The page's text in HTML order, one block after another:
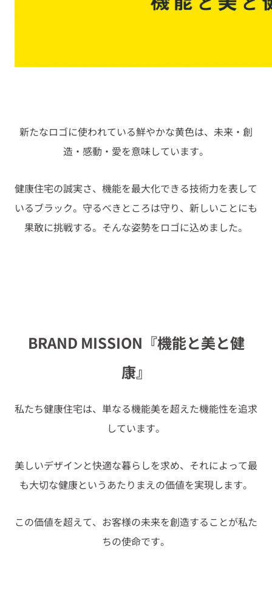
新たなロゴに使われている鮮やかな黄色は、未来・創
造・感動・愛を意味しています。
健康住宅の誠実さ、機能を最大化できる技術力を表して
いるブラック。守るべきところは守り、新しいことにも
果敢に挑戦する。そんな姿勢をロゴに込めました。
BRAND MISSION『機能と美と健
康』
私たち健康住宅は、単なる機能美を超えた機能性を追求
しています。
美しいデザインと快適な暮らしを求め、それによって最
も大切な健康というあたりまえの価値を実現します。
この価値を超えて、お客様の未来を創造することが私た
ちの使命です。